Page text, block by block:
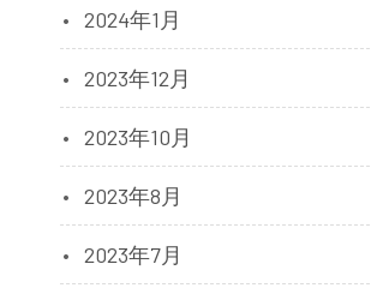
2024年1月
2023年12月
2023年10月
2023年8月
2023年7月